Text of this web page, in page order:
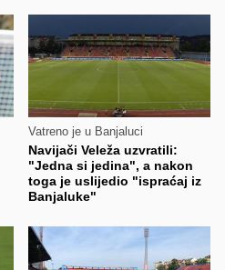
Vatreno je u Banjaluci
Navijači Veleža uzvratili:
"Jedna si jedina", a nakon
toga je uslijedio "ispraćaj iz
Banjaluke"